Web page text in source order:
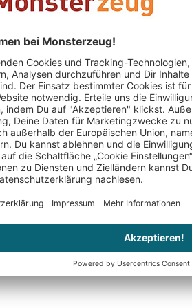
backen
Baby Kuschelkissen -
Faultier
49,95 € 59,95 €